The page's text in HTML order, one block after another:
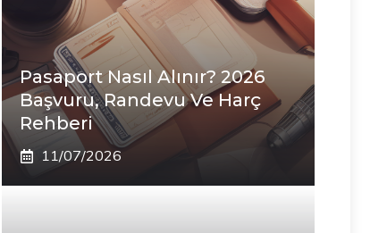
Pasaport Nasıl Alınır? 2026
Başvuru, Randevu Ve Harç
Rehberi
11/07/2026